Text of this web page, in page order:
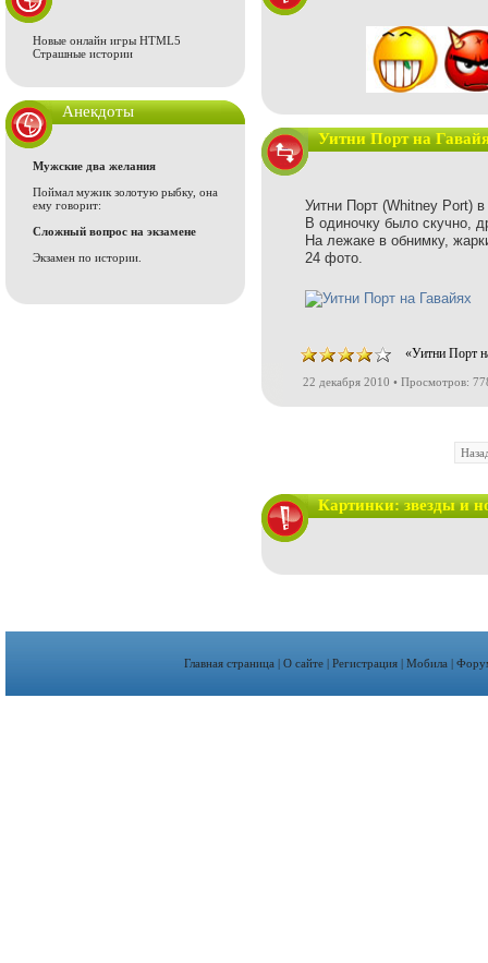
Новые онлайн игры HTML5
Страшные истории
Анекдоты
Мужские два желания
Поймал мужик золотую рыбку, она
ему говорит:
Сложный вопрос на экзамене
Экзамен по истории.
Уитни Порт на
Уитни Порт (Whitney Port) в
В одиночку было скучно,
На лежаке в обнимку,
24 фото.
«Уитни Порт
22 декабря 2010 • Просмотров:
Картинки: звезды и
Главная страница | О сайте | Регистрация | Мобила |